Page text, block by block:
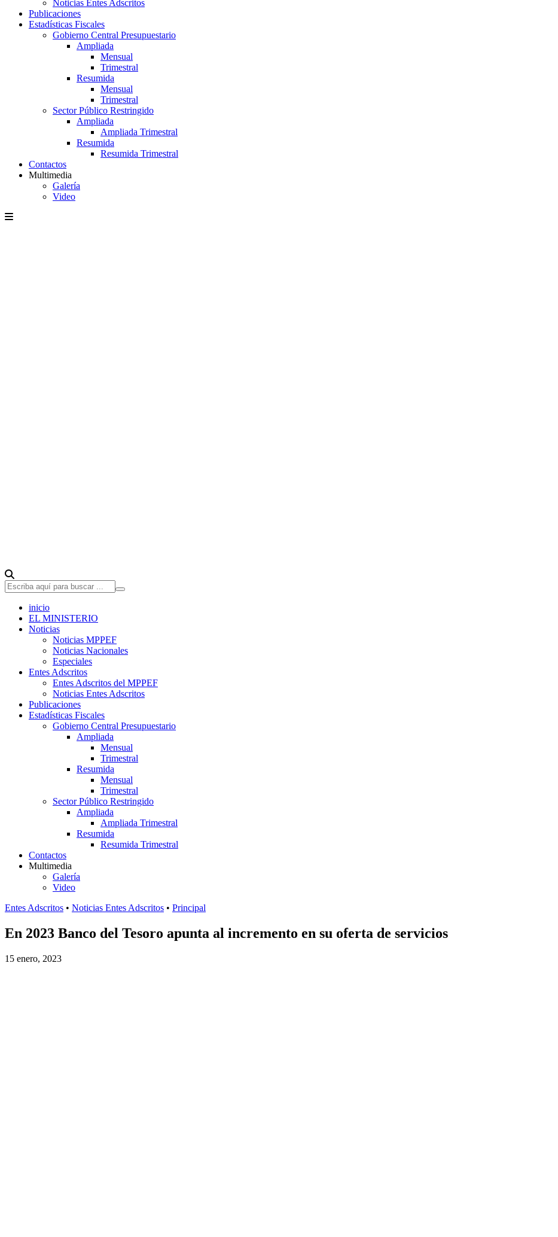
Noticias Entes Adscritos
Publicaciones
Estadísticas Fiscales
Gobierno Central Presupuestario
Ampliada
Mensual
Trimestral
Resumida
Mensual
Trimestral
Sector Público Restringido
Ampliada
Ampliada Trimestral
Resumida
Resumida Trimestral
Contactos
Multimedia
Galería
Video
inicio
EL MINISTERIO
Noticias
Noticias MPPEF
Noticias Nacionales
Especiales
Entes Adscritos
Entes Adscritos del MPPEF
Noticias Entes Adscritos
Publicaciones
Estadísticas Fiscales
Gobierno Central Presupuestario
Ampliada
Mensual
Trimestral
Resumida
Mensual
Trimestral
Sector Público Restringido
Ampliada
Ampliada Trimestral
Resumida
Resumida Trimestral
Contactos
Multimedia
Galería
Video
Entes Adscritos • Noticias Entes Adscritos • Principal
En 2023 Banco del Tesoro apunta al incremento en su oferta de servicios
15 enero, 2023